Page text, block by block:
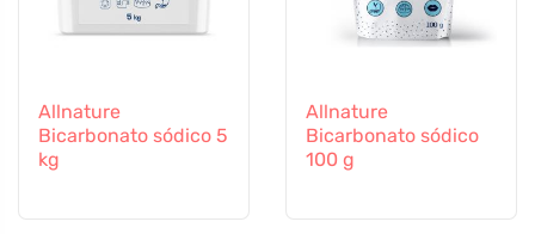
Allnature
Bicarbonato sódico 5
kg
Allnature
Bicarbonato sódico
100 g